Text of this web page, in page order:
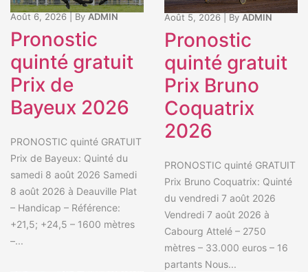
Août 6, 2026 By ADMIN
Pronostic
quinté gratuit
Prix de
Bayeux 2026
PRONOSTIC quinté GRATUIT
Prix de Bayeux: Quinté du
samedi 8 août 2026 Samedi
8 août 2026 à Deauville Plat
– Handicap – Référence:
+21,5; +24,5 – 1600 mètres
–...
Août 5, 2026 By ADMIN
Pronostic
quinté gratuit
Prix Bruno
Coquatrix
2026
PRONOSTIC quinté GRATUIT
Prix Bruno Coquatrix: Quinté
du vendredi 7 août 2026
Vendredi 7 août 2026 à
Cabourg Attelé – 2750
mètres – 33.000 euros – 16
partants Nous...